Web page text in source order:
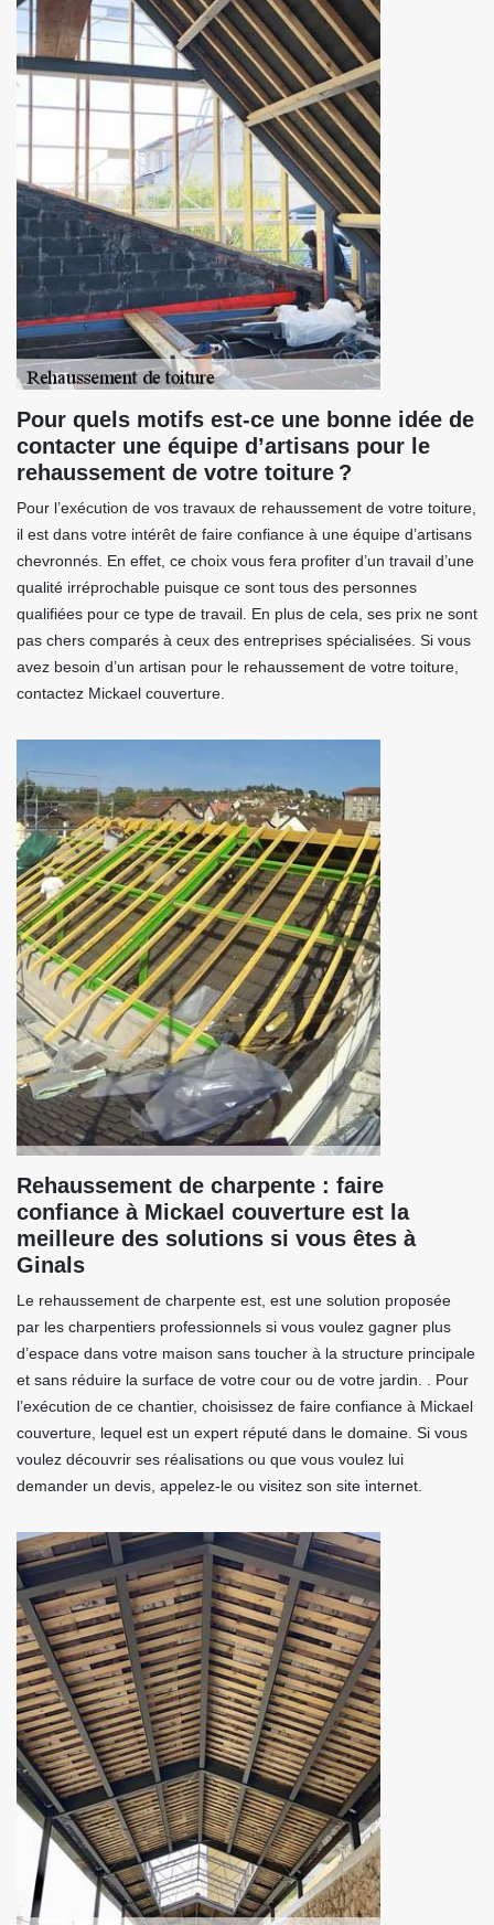
Pour quels motifs est-ce une bonne idée de
contacter une équipe d’artisans pour le
rehaussement de votre toiture ?
Pour l’exécution de vos travaux de rehaussement de votre toiture,
il est dans votre intérêt de faire confiance à une équipe d’artisans
chevronnés. En effet, ce choix vous fera profiter d’un travail d’une
qualité irréprochable puisque ce sont tous des personnes
qualifiées pour ce type de travail. En plus de cela, ses prix ne sont
pas chers comparés à ceux des entreprises spécialisées. Si vous
avez besoin d’un artisan pour le rehaussement de votre toiture,
contactez Mickael couverture.
Rehaussement de charpente : faire
confiance à Mickael couverture est la
meilleure des solutions si vous êtes à
Ginals
Le rehaussement de charpente est, est une solution proposée
par les charpentiers professionnels si vous voulez gagner plus
d’espace dans votre maison sans toucher à la structure principale
et sans réduire la surface de votre cour ou de votre jardin. . Pour
l’exécution de ce chantier, choisissez de faire confiance à Mickael
couverture, lequel est un expert réputé dans le domaine. Si vous
voulez découvrir ses réalisations ou que vous voulez lui
demander un devis, appelez-le ou visitez son site internet.